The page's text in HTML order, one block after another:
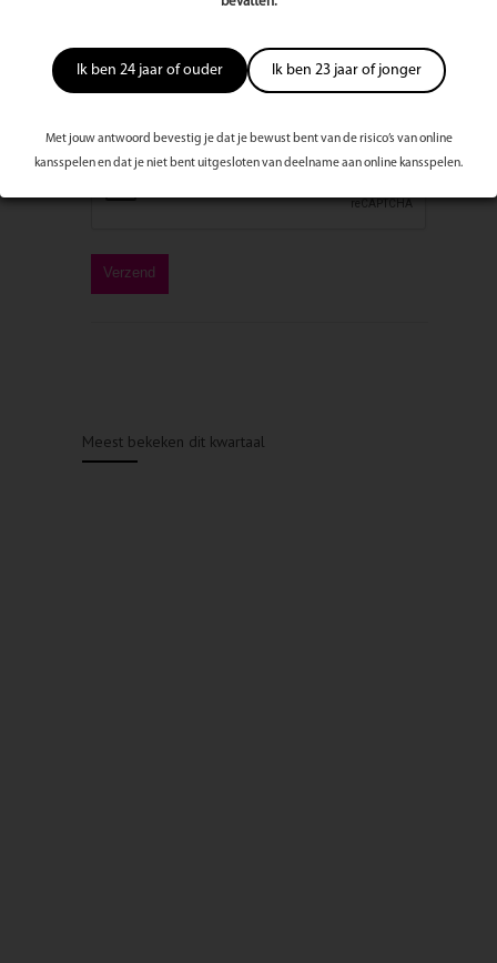
Ik ben 24 jaar of ouder Ik ben 23 jaar of jonger
Met jouw antwoord bevestig je dat je bewust bent van de risico’s van online
kansspelen en dat je niet bent uitgesloten van deelname aan online kansspelen.
Meest bekeken dit kwartaal